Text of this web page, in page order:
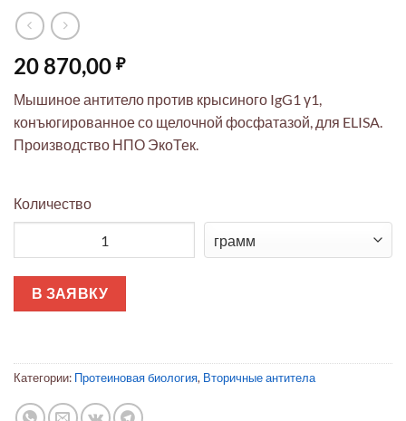
20 870,00 ₽
Мышиное антитело против крысиного IgG1 γ1,
конъюгированное со щелочной фосфатазой, для ELISA.
Производство НПО ЭкоТек.
Количество
В ЗАЯВКУ
Категории: Протеиновая биология, Вторичные антитела